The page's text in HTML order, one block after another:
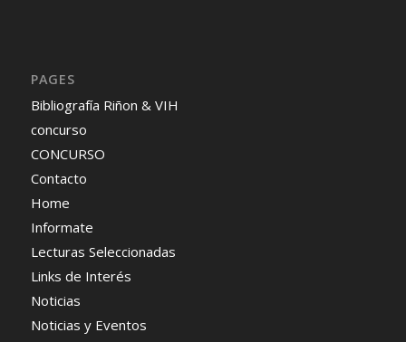
PAGES
Bibliografía Riñon & VIH
concurso
CONCURSO
Contacto
Home
Informate
Lecturas Seleccionadas
Links de Interés
Noticias
Noticias y Eventos